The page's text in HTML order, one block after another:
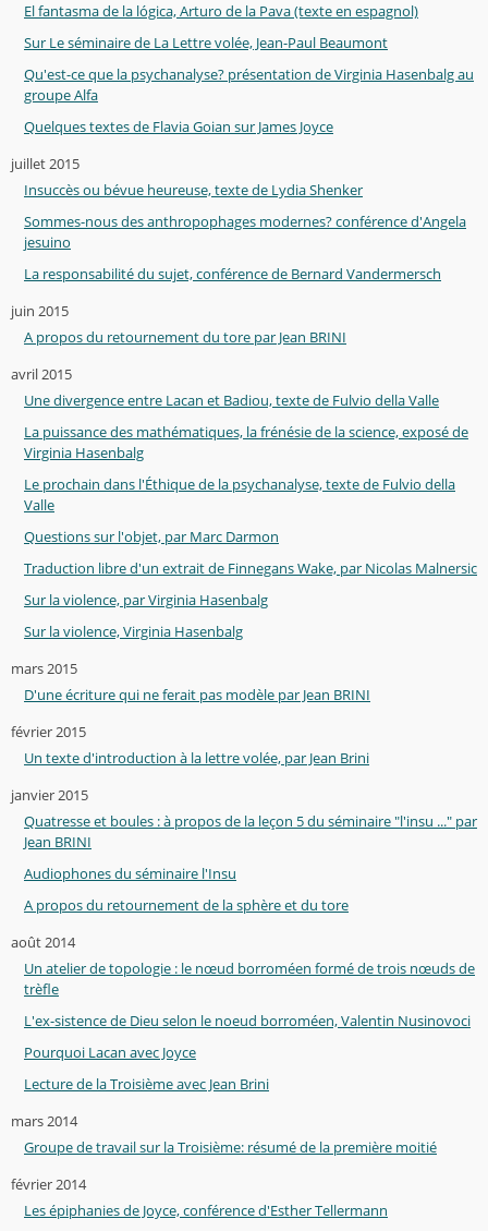
El fantasma de la lógica, Arturo de la Pava (texte en espagnol)
Sur Le séminaire de La Lettre volée, Jean-Paul Beaumont
Qu'est-ce que la psychanalyse? présentation de Virginia Hasenbalg au
groupe Alfa
Quelques textes de Flavia Goian sur James Joyce
juillet 2015
Insuccès ou bévue heureuse, texte de Lydia Shenker
Sommes-nous des anthropophages modernes? conférence d'Angela
jesuino
La responsabilité du sujet, conférence de Bernard Vandermersch
juin 2015
A propos du retournement du tore par Jean BRINI
avril 2015
Une divergence entre Lacan et Badiou, texte de Fulvio della Valle
La puissance des mathématiques, la frénésie de la science, exposé de
Virginia Hasenbalg
Le prochain dans l'Éthique de la psychanalyse, texte de Fulvio della
Valle
Questions sur l'objet, par Marc Darmon
Traduction libre d'un extrait de Finnegans Wake, par Nicolas Malnersic
Sur la violence, par Virginia Hasenbalg
Sur la violence, Virginia Hasenbalg
mars 2015
D'une écriture qui ne ferait pas modèle par Jean BRINI
février 2015
Un texte d'introduction à la lettre volée, par Jean Brini
janvier 2015
Quatresse et boules : à propos de la leçon 5 du séminaire "l'insu ..." par
Jean BRINI
Audiophones du séminaire l'Insu
A propos du retournement de la sphère et du tore
août 2014
Un atelier de topologie : le nœud borroméen formé de trois nœuds de
trèfle
L'ex-sistence de Dieu selon le noeud borroméen, Valentin Nusinovoci
Pourquoi Lacan avec Joyce
Lecture de la Troisième avec Jean Brini
mars 2014
Groupe de travail sur la Troisième: résumé de la première moitié
février 2014
Les épiphanies de Joyce, conférence d'Esther Tellermann